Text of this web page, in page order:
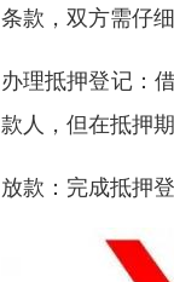
条款，双方需仔
办理抵押登记：
款人，但在抵押
放款：完成抵押